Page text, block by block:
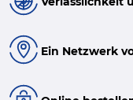
Ein Netzwerk